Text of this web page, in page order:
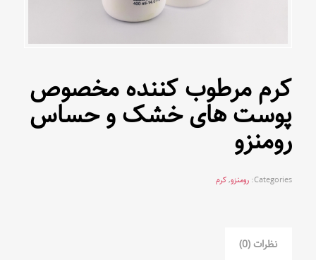
کرم مرطوب کننده مخصوص
پوست های خشک و حساس
رومنزو
Categories: رومنزو,کرم
نظرات (0)